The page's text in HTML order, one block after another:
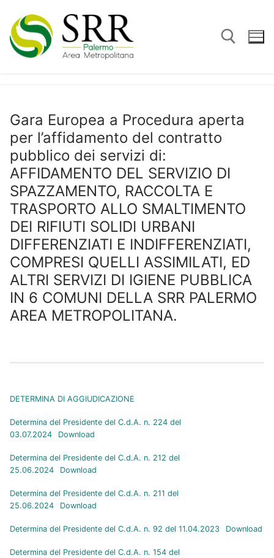
contenuto
Gara Europea a Procedura aperta
per l’affidamento del contratto
pubblico dei servizi di:
AFFIDAMENTO DEL SERVIZIO DI
SPAZZAMENTO, RACCOLTA E
TRASPORTO ALLO SMALTIMENTO
DEI RIFIUTI SOLIDI URBANI
DIFFERENZIATI E INDIFFERENZIATI,
COMPRESI QUELLI ASSIMILATI, ED
ALTRI SERVIZI DI IGIENE PUBBLICA
IN 6 COMUNI DELLA SRR PALERMO
AREA METROPOLITANA.
DETERMINA DI AGGIUDICAZIONE
Determina del Presidente del C.d.A. n. 224 del
03.07.2024
Download
Determina del Presidente del C.d.A. n. 212 del
25.06.2024
Download
Determina del Presidente del C.d.A. n. 211 del
25.06.2024
Download
Determina del Presidente del C.d.A. n. 92 del 11.04.2023 Download
Determina del Presidente del C.d.A. n. 154 del